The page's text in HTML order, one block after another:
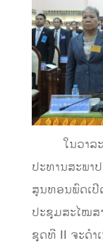
ໃນວາລະດ
ປະທານສະພາ
ສູນທອນພົດເປີ
ປະຊຸມສະໄໝສ
ຊຸດທີ II ຈະດໍາ